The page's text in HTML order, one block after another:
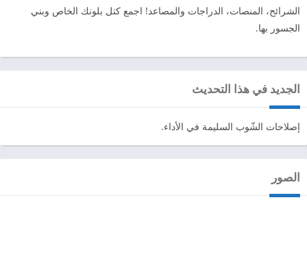
الشرائح، المنصات، الدراجات والمصاعد! اجمع كتل بلونك الخاص وبني
الجسور بها.
الجديد في هذا التحديث
إصلاحات الشّوب السليمة في الأداء.
الصور